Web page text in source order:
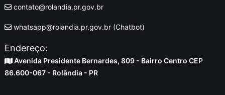
contato@rolandia.pr.gov.br
whatsapp@rolandia.pr.gov.br (Chatbot)
Endereço:
Avenida Presidente Bernardes, 809 - Bairro Centro CEP
86.600-067 - Rolândia - PR